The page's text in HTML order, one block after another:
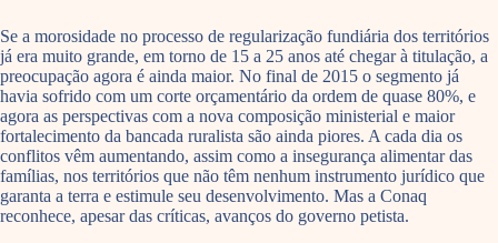
Se a morosidade no processo de regularização fundiária dos territórios
já era muito grande, em torno de 15 a 25 anos até chegar à titulação, a
preocupação agora é ainda maior. No final de 2015 o segmento já
havia sofrido com um corte orçamentário da ordem de quase 80%, e
agora as perspectivas com a nova composição ministerial e maior
fortalecimento da bancada ruralista são ainda piores. A cada dia os
conflitos vêm aumentando, assim como a insegurança alimentar das
famílias, nos territórios que não têm nenhum instrumento jurídico que
garanta a terra e estimule seu desenvolvimento. Mas a Conaq
reconhece, apesar das críticas, avanços do governo petista.